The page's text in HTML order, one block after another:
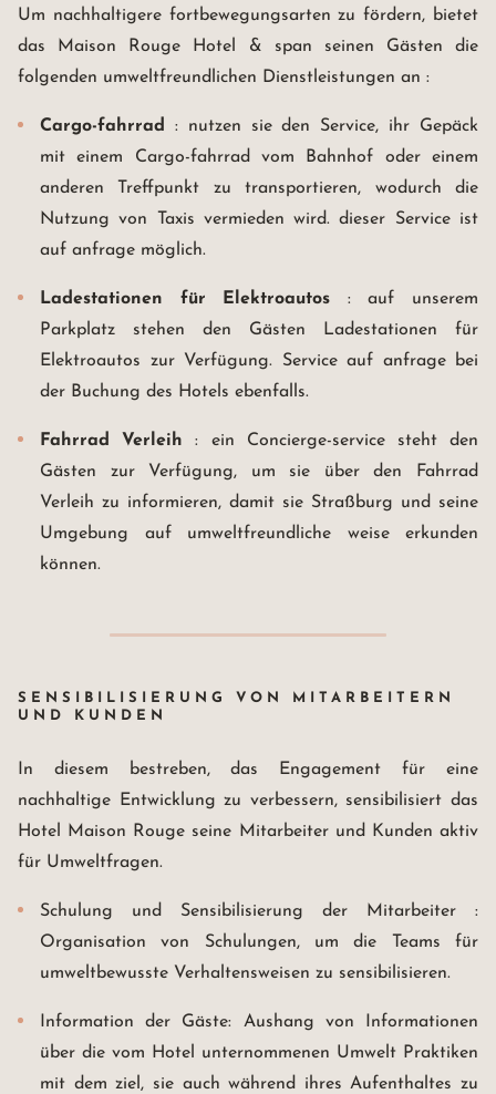
Um nachhaltigere fortbewegungsarten zu fördern, bietet
das Maison Rouge Hotel & span seinen Gästen die
folgenden umweltfreundlichen Dienstleistungen an :
Cargo-fahrrad
: nutzen sie den Service, ihr Gepäck
mit einem Cargo-fahrrad vom Bahnhof oder einem
anderen Treffpunkt zu transportieren, wodurch die
Nutzung von Taxis vermieden wird. dieser Service ist
auf anfrage möglich.
Ladestationen für Elektroautos : auf unserem
Parkplatz stehen den Gästen Ladestationen für
Elektroautos zur Verfügung. Service auf anfrage bei
der Buchung des Hotels ebenfalls.
Fahrrad Verleih : ein Concierge-service steht den
Gästen zur Verfügung, um sie über den Fahrrad
Verleih zu informieren, damit sie Straßburg und seine
Umgebung auf umweltfreundliche weise erkunden
können.
SENSIBILISIERUNG VON MITARBEITERN
UND KUNDEN
In diesem bestreben, das Engagement für eine
nachhaltige Entwicklung zu verbessern, sensibilisiert das
Hotel Maison Rouge seine Mitarbeiter und Kunden aktiv
für Umweltfragen.
Schulung und Sensibilisierung der Mitarbeiter :
Organisation von Schulungen, um die Teams für
umweltbewusste Verhaltensweisen zu sensibilisieren.
Information der Gäste: Aushang von Informationen
über die vom Hotel unternommenen Umwelt Praktiken
mit dem ziel, sie auch während ihres Aufenthaltes zu